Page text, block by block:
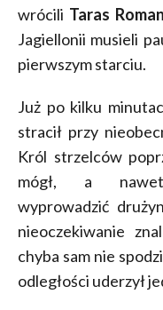
wrócili Taras
Jagiellonii musieli
pierwszym starciu.
Już po kilku
stracił przy
Król strzelców
mógł, a nawet
wyprowadzić
nieoczekiwanie
chyba sam nie
odległości uderzył